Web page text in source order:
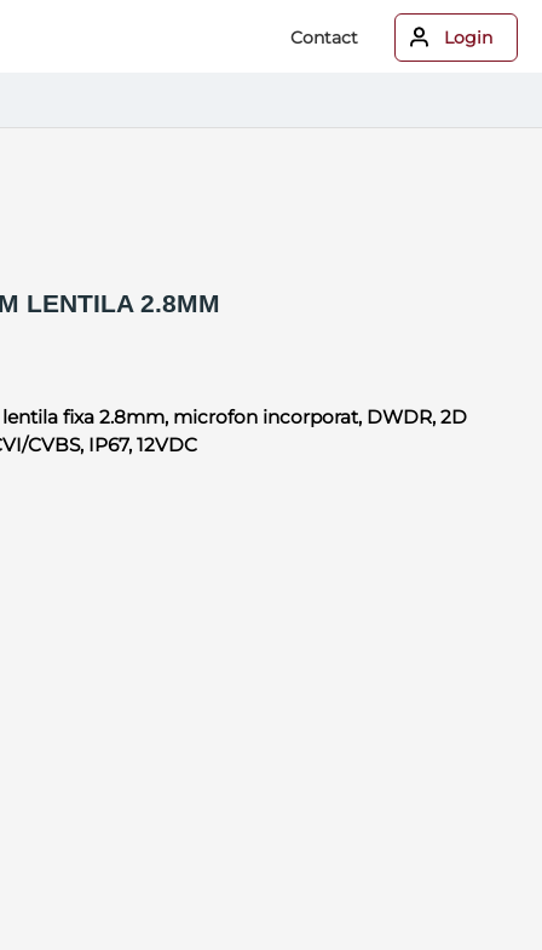
Contact Login
LENTILA 2.8MM
fixa 2.8mm, microfon incorporat, DWDR, 2D
CVBS, IP67, 12VDC